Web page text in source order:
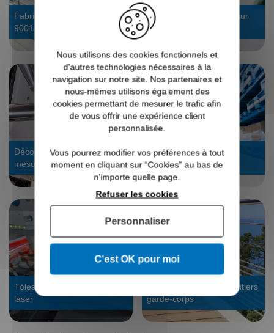
Fabrication 4.0 certifiée ISO
9001
Bureau d’étude : devis sur
mesure
Découpe laser tube : sur
mesure
Stock dispo, expédié en
24/48h
Tôles sur mesure : découpe
laser
Voir les galeries de chantiers
garde-corps
Nous utilisons des cookies fonctionnels et
d’autres technologies nécessaires à la
navigation sur notre site. Nos partenaires et
nous-mêmes utilisons également des
cookies permettant de mesurer le trafic afin
de vous offrir une expérience client
personnalisée.
Vous pourrez modifier vos préférences à tout
moment en cliquant sur “Cookies” au bas de
n'importe quelle page.
C'est OK pour moi
Refuser les cookies
Personnaliser